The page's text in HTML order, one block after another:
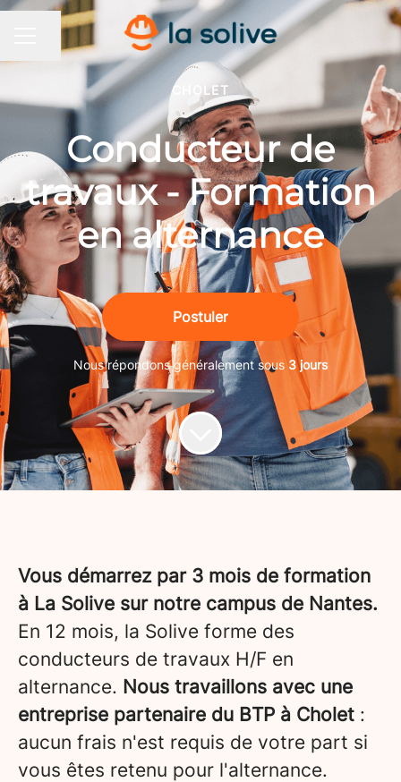
MENU CARRIÈRE
Partager la page
CHOLET
Conducteur de
travaux - Formation
en alternance
Postuler
Nous répondons généralement sous3 jours
Vous démarrez par 3 mois de formation
à La Solive sur notre campus de Nantes.
En 12 mois, la Solive forme des
conducteurs de travaux H/F en
alternance. Nous travaillons avec une
entreprise partenaire du BTP à Cholet :
aucun frais n'est requis de votre part si
vous êtes retenu pour l'alternance.